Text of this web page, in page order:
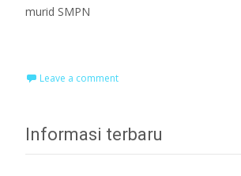
murid SMPN
Leave a comment
Informasi terbaru